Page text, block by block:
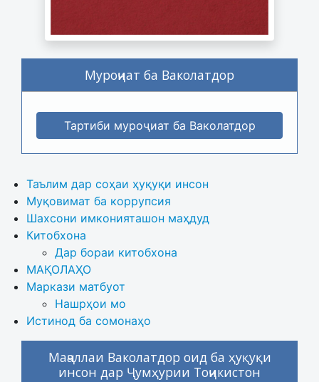
Муроҷиат ба Ваколатдор
Тартиби муроҷиат ба Ваколатдор
Таълим дар соҳаи ҳуқуқи инсон
Муқовимат ба коррупсия
Шахсони имконияташон маҳдуд
Китобхона
Дар бораи китобхона
МАҚОЛАҲО
Маркази матбуот
Нашрҳои мо
Истинод ба сомонаҳо
Маҷаллаи Ваколатдор оид ба ҳуқуқи
инсон дар Ҷумҳурии Тоҷикистон